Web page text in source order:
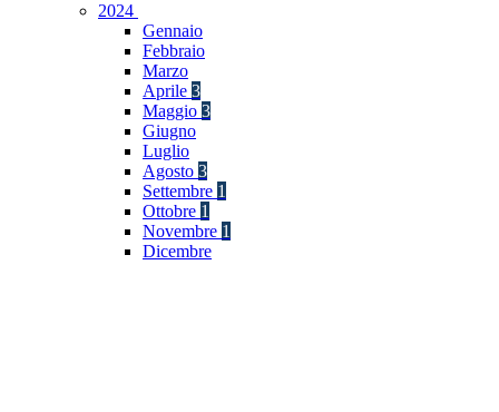
2024
Gennaio
Febbraio
Marzo
Aprile 3
Maggio 3
Giugno
Luglio
Agosto 3
Settembre 1
Ottobre 1
Novembre 1
Dicembre